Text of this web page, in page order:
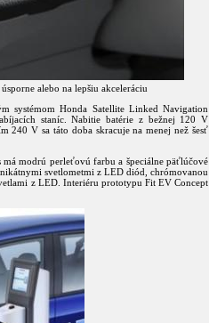
alebo na lepšiu akceleráciu
systémom Honda Satellite Linked Navigation
staníc. Nabitie batérie z bežnej 120 V
240 V sa táto doba skracuje na menej než šesť
má modrú perleťovú farbu a špeciálne päťlúčové
svetlometmi z LED diód, chrómovanou
z LED. Interiéru prototypu Fit EV Concept